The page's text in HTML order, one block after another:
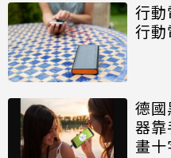
行
行
德
器
畫十